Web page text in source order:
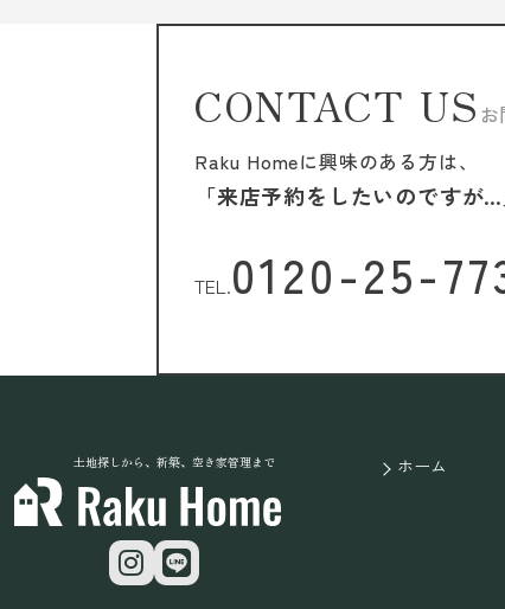
CONTACT US お
Raku Homeに興味のある方は、
「来店予約をしたいのですが…
TEL.0120-25-
土地探しから、新築、空き家管理まで ホーム